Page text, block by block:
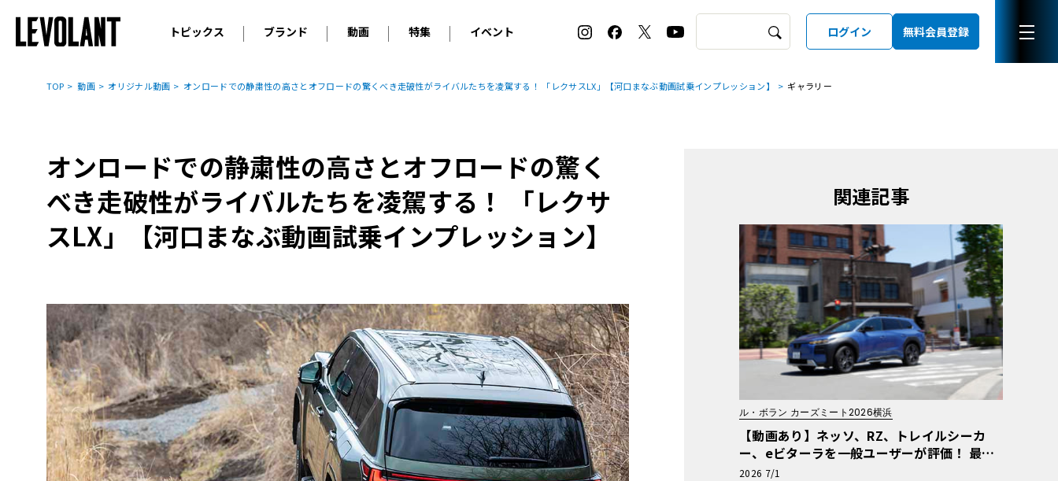
トピックス
ニュース
コラム
ブランド
輸入車 アウディ BMW
アルピナ
プジョー
ルノー
アバルト
アルファ・ロメオ
フィアット
ランボルギーニ
マセラティ
アストン・マーティン
ベントレー
ケータハム
ジャガー
ボルボ
キャデラック
シボレー
ジープ
テスラ
ヒョンデ
BYD
その他
国産車 レクサス トヨタ
日産
ホンダ
スバル
マツダ
動画
オリジナル動画
特集
2026 サマータイヤ＆ホイール バイヤーズガイド
ホイールカタログ
タイヤ特集
イベント
ル・ボラン カーズ・ミート2026横浜
EV:LIFE KOBE 2025
ル・ボラン カーズ・ミート2025横浜
ログイン 無料会員登録
TOP 動画 オリジナル動画 オンロードでの静粛性の高さとオフロードの驚くべき走破性がライバルたちを凌駕する！ 「レクサスLX」【河口まなぶ動画試乗インプレッション】 ギャラリー
オンロードでの静粛性の高さとオフロードの驚く
べき走破性がライバルたちを凌駕する！ 「レクサ
スLX」【河口まなぶ動画試乗インプレッション】
関連記事
ル・ボラン カーズミート2026横浜
【動画あり】ネッソ、RZ、トレイルシーカ
ー、eビターラを一般ユーザーが評価！ 最新
電動車体験試乗レポート【ル・ボラン カーズ
2026 7/1